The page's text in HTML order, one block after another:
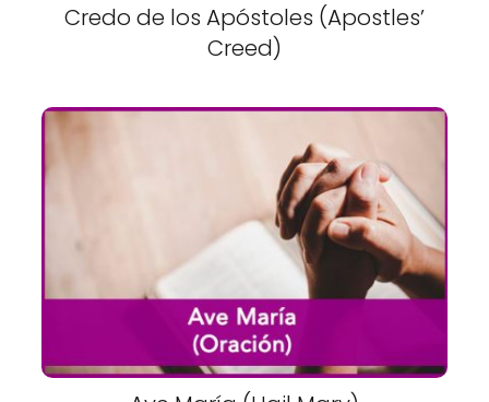
Credo de los Apóstoles (Apostles’
Creed)